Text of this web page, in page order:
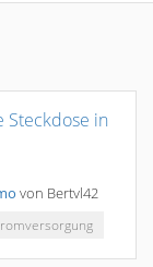
Steckdose in
von Bertvl42